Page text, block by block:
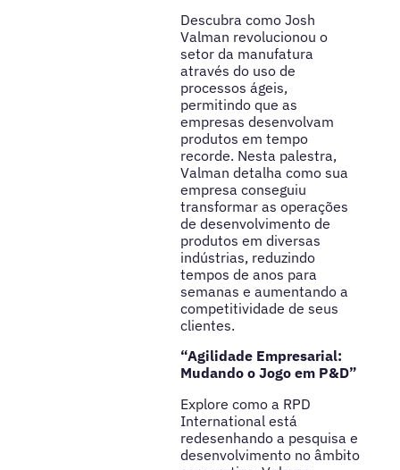
Descubra como Josh
Valman revolucionou o
setor da manufatura
através do uso de
processos ágeis,
permitindo que as
empresas desenvolvam
produtos em tempo
recorde. Nesta palestra,
Valman detalha como sua
empresa conseguiu
transformar as operações
de desenvolvimento de
produtos em diversas
indústrias, reduzindo
tempos de anos para
semanas e aumentando a
competitividade de seus
clientes.
“Agilidade Empresarial:
Mudando o Jogo em P&D”
Explore como a RPD
International está
redesenhando a pesquisa e
desenvolvimento no âmbito